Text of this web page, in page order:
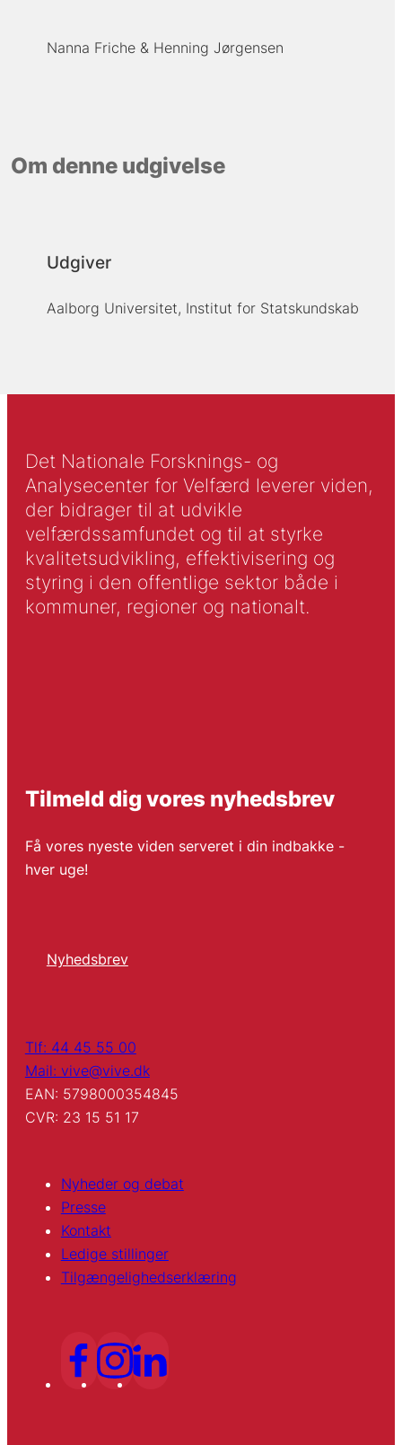
Nanna Friche Henning Jørgensen
Om denne udgivelse
Udgiver
Aalborg Universitet, Institut for Statskundskab
Det Nationale Forsknings- og
Analysecenter for Velfærd leverer viden,
der bidrager til at udvikle
velfærdssamfundet og til at styrke
kvalitetsudvikling, effektivisering og
styring i den offentlige sektor både i
kommuner, regioner og nationalt.
Tilmeld dig vores nyhedsbrev
Få vores nyeste viden serveret i din indbakke -
hver uge!
Nyhedsbrev
Tlf: 44 45 55 00
Mail: vive@vive.dk
EAN: 5798000354845
CVR: 23 15 51 17
Nyheder og debat
Presse
Kontakt
Ledige stillinger
Tilgængelighedserklæring